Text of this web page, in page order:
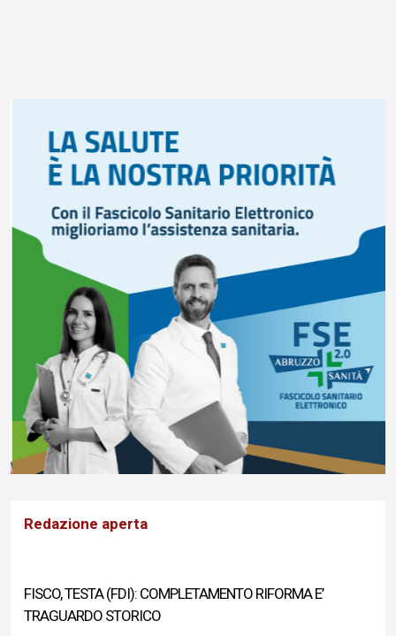
Redazione aperta
FISCO, TESTA (FDI): COMPLETAMENTO RIFORMA E’
TRAGUARDO STORICO